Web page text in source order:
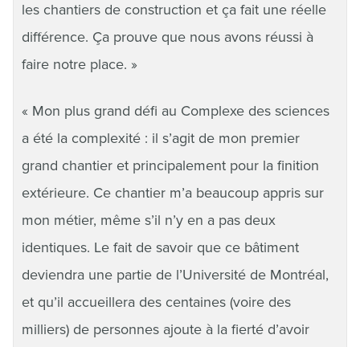
les chantiers de construction et ça fait une réelle
différence. Ça prouve que nous avons réussi à
faire notre place. »
« Mon plus grand défi au Complexe des sciences
a été la complexité : il s’agit de mon premier
grand chantier et principalement pour la finition
extérieure. Ce chantier m’a beaucoup appris sur
mon métier, même s’il n’y en a pas deux
identiques. Le fait de savoir que ce bâtiment
deviendra une partie de l’Université de Montréal,
et qu’il accueillera des centaines (voire des
milliers) de personnes ajoute à la fierté d’avoir